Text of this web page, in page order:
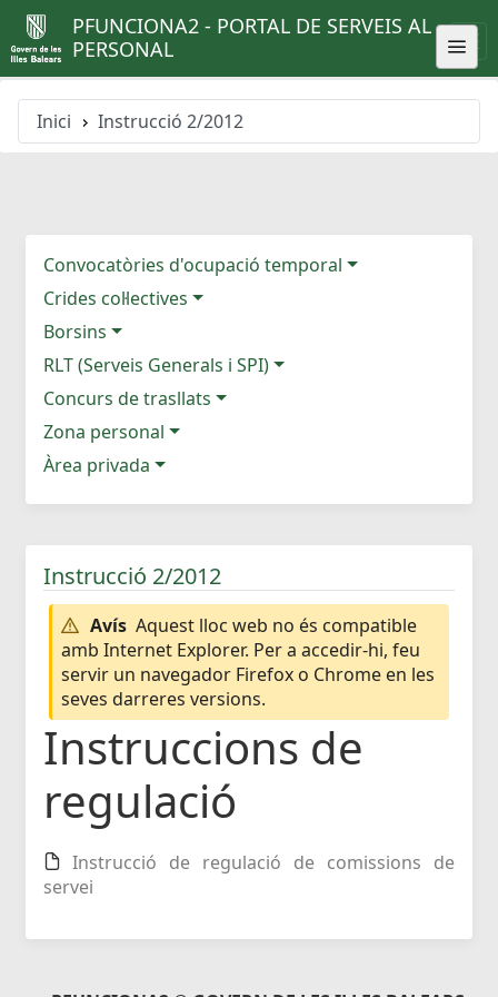
PFUNCIONA2 - PORTAL DE SERVEIS AL
PERSONAL
Inici Instrucció 2/2012
Convocatòries d'ocupació temporal
Crides col·lectives
Borsins
RLT (Serveis Generals i SPI)
Concurs de trasllats
Zona personal
Àrea privada
Instrucció 2/2012
Avís Aquest lloc web no és compatible
amb Internet Explorer. Per a accedir-hi, feu
servir un navegador Firefox o Chrome en les
seves darreres versions.
Instruccions de
regulació
Instrucció de regulació de comissions de
servei